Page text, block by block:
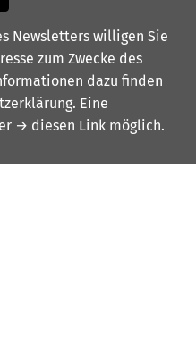
Newsletters willigen Sie
zum Zwecke des
dazu finden
. Eine
→ diesen Link möglich.